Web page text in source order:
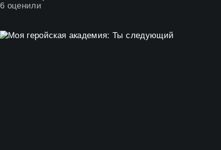
6 оценили